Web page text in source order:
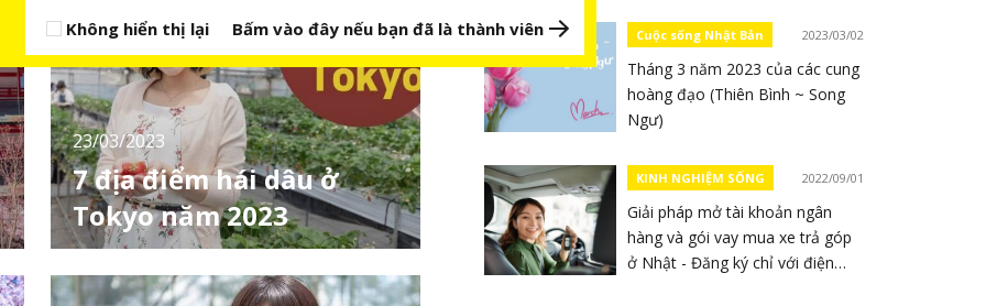
23/03/2023
7 địa điểm hái dâu ở
Tokyo năm 2023
Bạn ở Tokyo và muốn trải nghiệm hái dâu
LocoBee tìm hiểu về 7 địa điểm hái dâu ở
Cuộc sống Nhật Bản 2023/03/02
Tháng 3 năm 2023 của các cung
hoàng đạo (Thiên Bình ~ Song
Ngư)
KINH NGHIỆM SỐNG 2022/09/01
Giải pháp mở tài khoản ngân
hàng và gói vay mua xe trả góp
ở Nhật - Đăng ký chỉ với điện
Không hiển thị lại Bấm vào đây nếu bạn đã là thành viên